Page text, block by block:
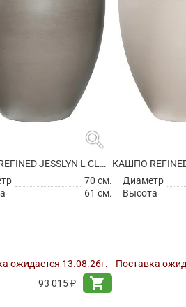
search
КАШПО REFINED JESSLYN L CLOUDED GREY
70 см.
61 см.
ожидается 13.08.26г.
93 015 ₽
shopping_cart
Диаметр
Высота
Поставка